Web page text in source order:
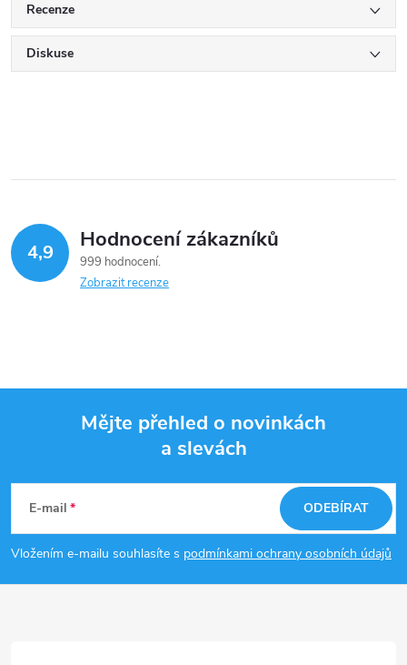
Recenze
Diskuse
4,9 Hodnocení zákazníků
999 hodnocení
Zobrazit recenze
p
Mějte přehled o novinkách
a slevách
E-mail
Vložením e-mailu souhlasíte s podmínkami ochrany osobních údajů
ODEBÍRAT